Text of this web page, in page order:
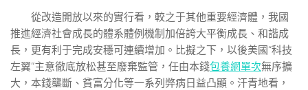
從改造開放以來的實行看，較之于其他重要經濟體，我國
推進經濟社會成長的體系體例機制加倍誇大平衡成長、和諧成
長，更有利于完成安穩可連續增加。比擬之下，以後美國“科技
左翼”主意徹底放松甚至廢棄監管，任由本錢包養網單次無序擴
大，本錢壟斷、貧富分化等一系列弊病日益凸顯。汗青地看，